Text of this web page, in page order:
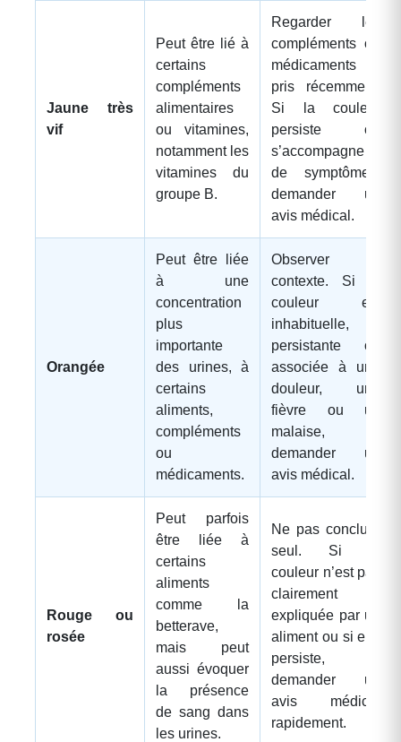
Jaune très
vif
Peut être lié à
certains
compléments
alimentaires
ou vitamines,
notamment les
vitamines du
groupe B.
Regarder les
compléments ou
médicaments
pris récemment.
Si la couleur
persiste ou
s’accompagne
de symptômes,
demander un
avis médical.
Orangée
Peut être liée
à une
concentration
plus
importante
des urines, à
certains
aliments,
compléments
ou
médicaments.
Observer le
contexte. Si la
couleur est
inhabituelle,
persistante ou
associée à une
douleur, une
fièvre ou un
malaise,
demander un
avis médical.
Rouge ou
rosée
Peut parfois
être liée à
certains
aliments
comme la
betterave,
mais peut
aussi évoquer
la présence
de sang dans
les urines.
Ne pas conclure
seul. Si la
couleur n’est pas
clairement
expliquée par un
aliment ou si elle
persiste,
demander un
avis médical
rapidement.